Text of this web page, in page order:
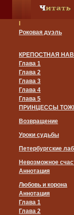
Роковая дуэль
КРЕПОСТНАЯ
Глава 1
Глава 2
Глава 3
Глава 4
Глава 5
ПРИНЦЕССЫ
Возвращение
Уроки судьбы
Петербургские
Невозможное
Аннотация
Любовь и корона
Аннотация
Глава 1
Глава 2